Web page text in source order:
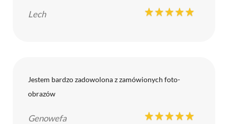
Lech
Jestem bardzo zadowolona z zamówionych foto-
obrazów
Genowefa